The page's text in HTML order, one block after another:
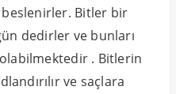
beslenirler. Bitler bir
dedirler ve bunları
. Bitlerin
ve saçlara